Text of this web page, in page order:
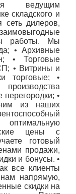
ведущим
складского и
сеть дилеров,
работы. Мы
• Архивные
• Торговые
• Витрины и
торговые; •
•
из наших
цены с
готовый
продажи,
и бонусы. •
все клиенты
напрямую,
скидки на